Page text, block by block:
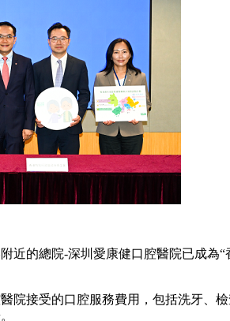
近的總院-深圳愛康健口腔醫院已成為
接受的口腔服務費用，包括洗牙、